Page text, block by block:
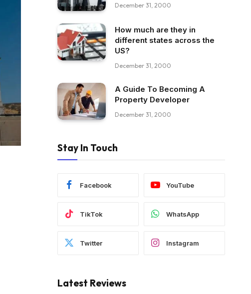
December 31, 2000
How much are they in
different states across the
US?
December 31, 2000
A Guide To Becoming A
Property Developer
December 31, 2000
Stay In Touch
Facebook YouTube
TikTok WhatsApp
Twitter Instagram
Latest Reviews